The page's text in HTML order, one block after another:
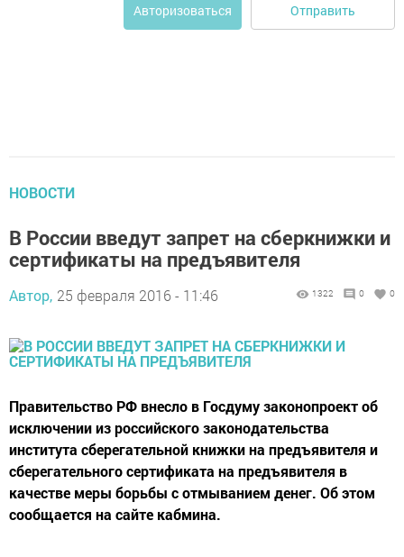
Авторизоваться Отправить
НОВОСТИ
В России введут запрет на сберкнижки и
сертификаты на предъявителя
Автор, 25 февраля 2016 - 11:46 1322 0 0
Правительство РФ внесло в Госдуму законопроект об
исключении из российского законодательства
института сберегательной книжки на предъявителя и
сберегательного сертификата на предъявителя в
качестве меры борьбы с отмыванием денег. Об этом
сообщается на сайте кабмина.